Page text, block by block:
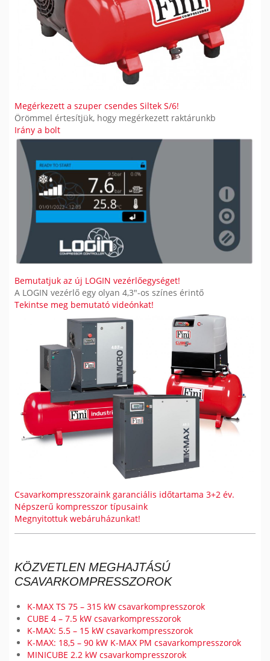
Megérkezett a szuper csendes Siltek S/6!
Örömmel értesítjük, hogy megérkezett raktárunkb
Irány a bolt
Bemutatjuk az új LOGIN vezérlőegységet!
A LOGIN vezérlő egy olyan 4,3"-os színes érintő
Tekintse meg bemutató videónkat!
Csavarkompresszoraink garanciális időtartama 3+2 év.
Népszerű kompresszor típusaink
Megnyitottuk webáruházunkat!
KÖZVETLEN MEGHAJTÁSÚ
CSAVARKOMPRESSZOROK
K-MAX TS 75 – 315 kW csavarkompresszorok
CUBE 4 – 7.5 kW csavarkompresszorok
K-MAX: 5.5 – 15 kW csavarkompresszorok
K-MAX: 18,5 – 90 kW K-MAX PM csavarkompresszorok
MINICUBE 2.2 kW csavarkompresszorok